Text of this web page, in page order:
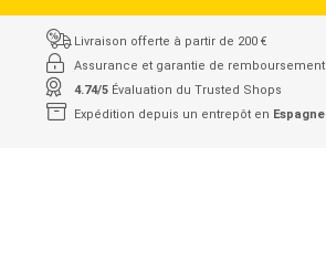
Livraison offerte à partir de 200 €
Assurance et garantie de remboursement
4.74/5 Évaluation du Trusted Shops
Expédition depuis un entrepôt en Espagne